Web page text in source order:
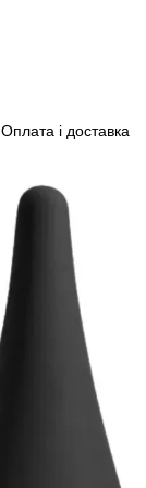
Оплата і доставка